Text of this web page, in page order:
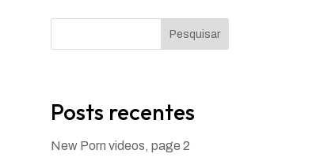
Pesquisar
Posts recentes
New Porn videos, page 2